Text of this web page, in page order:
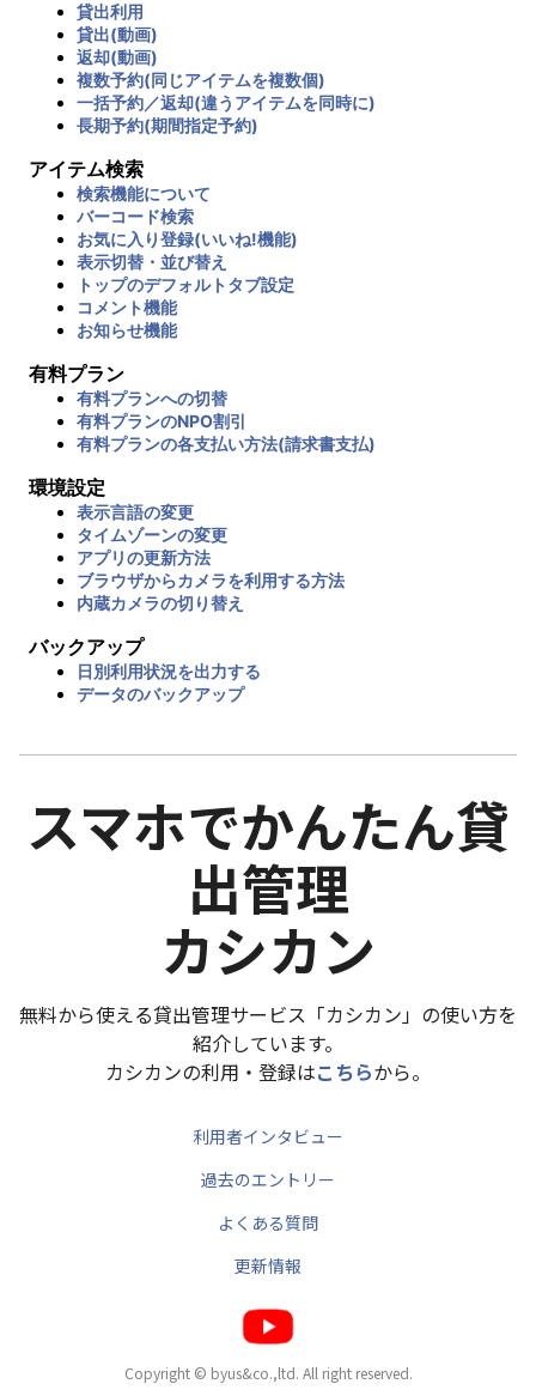
貸出利用
貸出(動画)
返却(動画)
複数予約(同じアイテムを複数個)
一括予約／返却(違うアイテムを同時に)
長期予約(期間指定予約)
アイテム検索
検索機能について
バーコード検索
お気に入り登録(いいね!機能)
表示切替・並び替え
トップのデフォルトタブ設定
コメント機能
お知らせ機能
有料プラン
有料プランへの切替
有料プランのNPO割引
有料プランの各支払い方法(請求書支払)
環境設定
表示言語の変更
タイムゾーンの変更
アプリの更新方法
ブラウザからカメラを利用する方法
内蔵カメラの切り替え
バックアップ
日別利用状況を出力する
データのバックアップ
スマホでかんたん貸
出管理
カシカン
無料から使える貸出管理サービス「カシカン」の使い方を
紹介しています。
カシカンの利用・登録はこちらから。
利用者インタビュー
過去のエントリー
よくある質問
更新情報
Copyright © byus&co.,ltd. All right reserved.